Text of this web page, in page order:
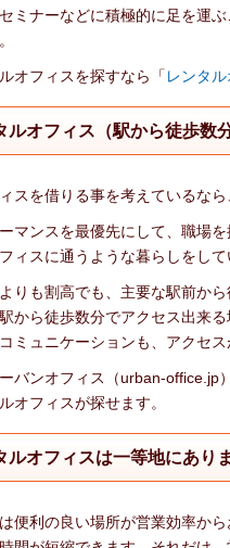
ミナーなどに積極的に足を運
オフィスを探すなら「 レンタ
ルオフィス（駅から徒歩数
スを借りる事を考えているな
マンスを最優先にして、職場
ィスに通うような暮らしをし
りも割高でも、主要な駅前か
から徒歩数分でアクセス出来
ミュニケーションも、アクセ
バンオフィス（urban-office.jp
オフィスが探せます。
ルオフィスは一等地にあり
便利の良い場所が営業効率か